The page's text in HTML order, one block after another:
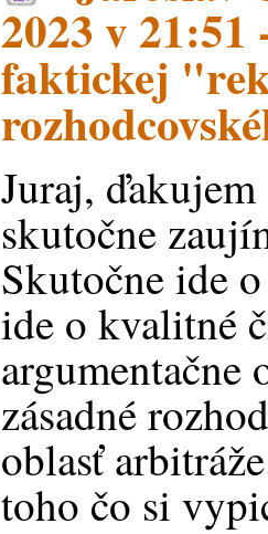
2023 v
faktickej
Juraj,
skutočne
Skutočne ide
ide o kvalitné
argumentačne
zásadné
oblasť
toho čo si